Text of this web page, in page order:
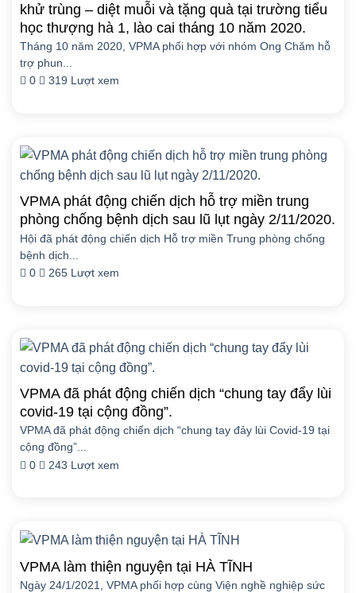
khử trùng – diệt muỗi và tặng quà tại trường tiểu
học thượng hà 1, lào cai tháng 10 năm 2020.
Tháng 10 năm 2020, VPMA phối hợp với nhóm Ong Chăm hỗ
trợ phun...
0
319 Lượt xem
VPMA phát động chiến dịch hỗ trợ miền trung
phòng chống bệnh dịch sau lũ lụt ngày 2/11/2020.
Hội đã phát động chiến dịch Hỗ trợ miền Trung phòng chống
bệnh dịch...
0
265 Lượt xem
VPMA đã phát động chiến dịch “chung tay đẩy lùi
covid-19 tại cộng đồng”.
VPMA đã phát động chiến dịch “chung tay đảy lùi Covid-19 tại
cộng đồng”...
0
243 Lượt xem
VPMA làm thiện nguyện tại HÀ TĨNH
Ngày 24/1/2021, VPMA phối hợp cùng Viện nghề nghiệp sức